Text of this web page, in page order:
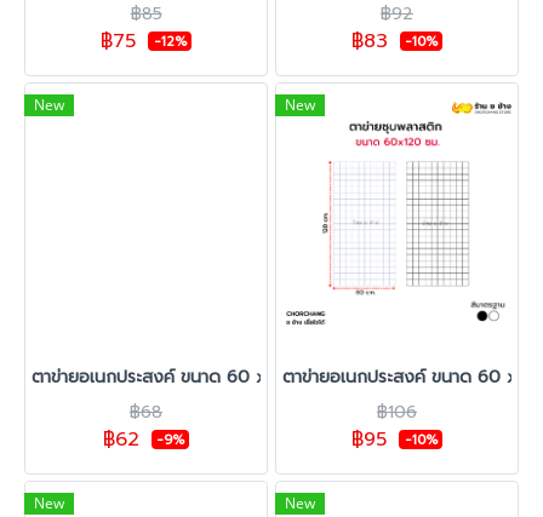
฿85
฿75 -12%
฿92
฿83 -10%
New
ตาข่ายอเนกประสงค์ ขนาด 60 x 60 ซม.
฿68
฿62 -9%
New
ตาข่ายอเนกประสงค์ ขนาด 60 x
฿106
฿95 -10%
New New